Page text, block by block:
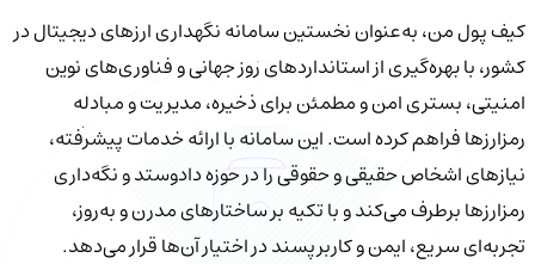
کیف‌ پول من، به‌عنوان نخستین سامانه نگهداری ارزهای دیجیتال در
کشور، با بهره‌گیری از استانداردهای روز جهانی و فناوری‌های نوین
امنیتی، بستری امن و مطمئن برای ذخیره، مدیریت و مبادله
رمزارزها فراهم کرده است. این سامانه با ارائه خدمات پیشرفته،
نیازهای اشخاص حقیقی و حقوقی را در حوزه دادوستد و نگه‌داری
رمزارزها برطرف می‌کند و با تکیه بر ساختارهای مدرن و به‌روز،
تجربه‌ای سریع، ایمن و کاربرپسند در اختیار آن‌ها قرار می‌دهد.